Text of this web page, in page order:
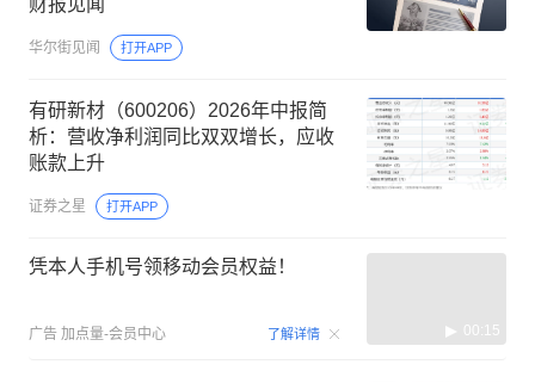
华尔街见闻 打开APP
有研新材（600206）2026年中报简
析：营收净利润同比双双增长，应收
账款上升
证券之星 打开APP
凭本人手机号领移动会员权益！
广告 加点量-会员中心 了解详情 00:15